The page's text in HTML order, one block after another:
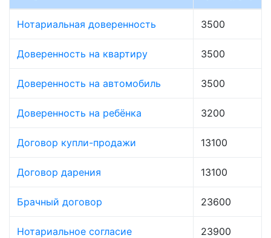
Нотариальная доверенность 3500
Доверенность на квартиру 3500
Доверенность на автомобиль 3500
Доверенность на ребёнка 3200
Договор купли-продажи 13100
Договор дарения 13100
Брачный договор 23600
Нотариальное согласие 23900